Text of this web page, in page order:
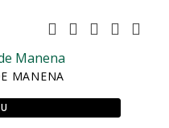
MANENA